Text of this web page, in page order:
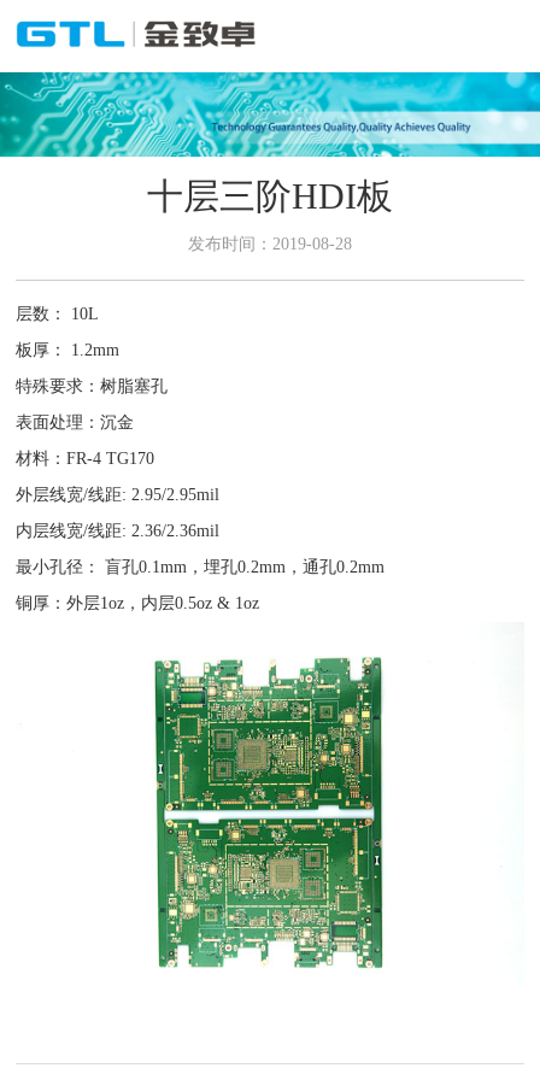
十层三阶HDI板
发布时间：2019-08-28
层数： 10L
板厚： 1.2mm
特殊要求：树脂塞孔
表面处理：沉金
材料：FR-4 TG170
外层线宽/线距: 2.95/2.95mil
内层线宽/线距: 2.36/2.36mil
最小孔径： 盲孔0.1mm，埋孔0.2mm，通孔0.2mm
铜厚：外层1oz，内层0.5oz & 1oz